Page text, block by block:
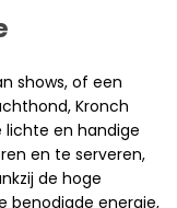
shows, of een
Kronch
lichte en handige
en te serveren,
de hoge
benodigde energie,